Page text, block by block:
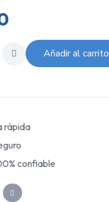
Añadir al carrito
rápida
confiable